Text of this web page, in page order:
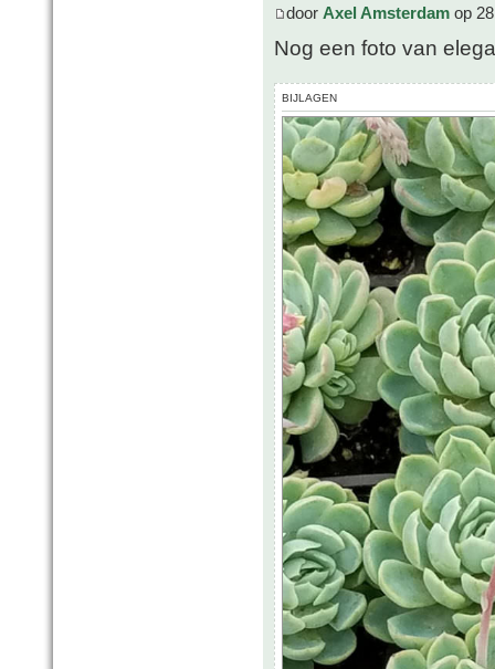
door Axel Amsterdam op
Nog een foto van
BIJLAGEN